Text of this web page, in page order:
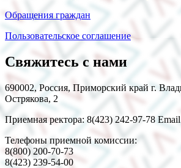
Обращения граждан
Пользовательское соглашение
Свяжитесь с нами
690002, Россия, Приморский край г.
Острякова, 2
Приемная ректора: 8(423) 242-97-78
Телефоны приемной комиссии:
8(800) 200-70-73
8(423) 239-54-00